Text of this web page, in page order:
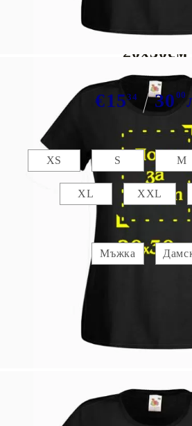
Черна тениска
20х30см
€1534 30 00
Размер:
XS S M
XL XXL
Мъжка
Изображение 1
Коментар към продукта: